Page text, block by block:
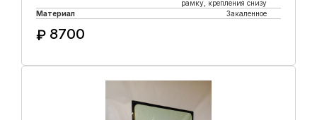
рамку, крепления снизу
Материал
Закаленное
₽ 8700